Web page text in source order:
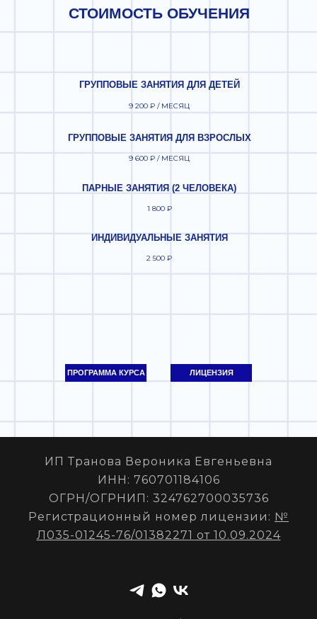
СТОИМОСТЬ ОБУЧЕНИЯ
ПАРНЫЕ ЗАНЯТИЯ (2 ЧЕЛОВЕКА)
ИНДИВИДУАЛЬНЫЕ ЗАНЯТИЯ
1 800 ₽
2 500 ₽
9 200 ₽ / МЕСЯЦ
9 600 ₽ / МЕСЯЦ
ГРУППОВЫЕ ЗАНЯТИЯ ДЛЯ ДЕТЕЙ
ГРУППОВЫЕ ЗАНЯТИЯ ДЛЯ ВЗРОСЛЫХ
ЛИЦЕНЗИЯ
ПРОГРАММА КУРСА
ИП Транова Вероника Евгеньевна
ИНН: 760701184106
ОГРН/ОГРНИП: 324762700035736
Регистрационный номер лицензии: №
Л035-01245-76/01382271 от 10.09.2024